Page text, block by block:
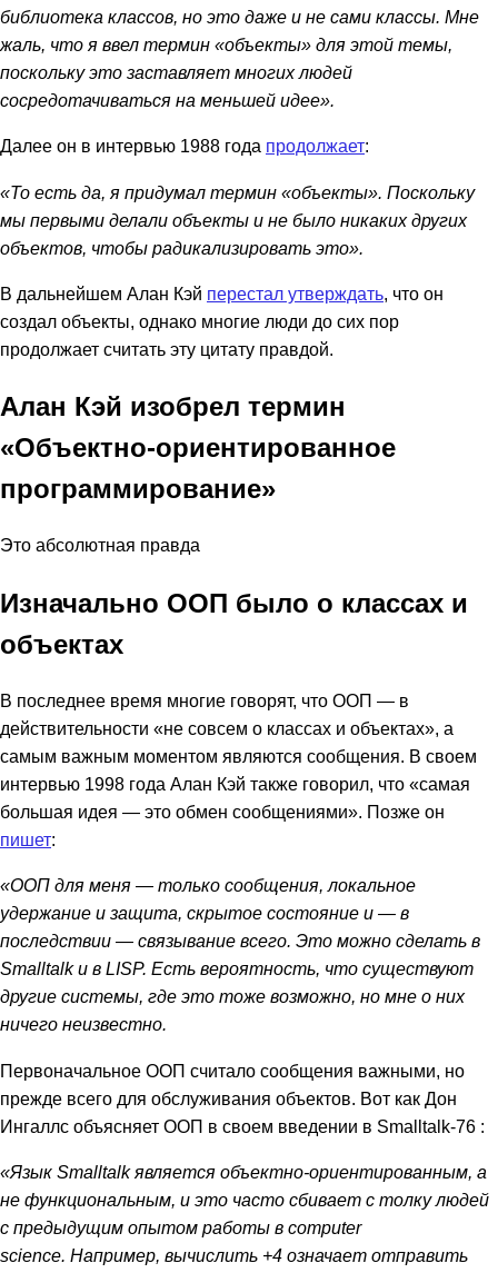
библиотека классов, но это даже и не сами классы. Мне
жаль, что я ввел термин «объекты» для этой темы,
поскольку это заставляет многих людей
сосредотачиваться на меньшей идее».
Далее он в интервью 1988 года продолжает:
«То есть да, я придумал термин «объекты». Поскольку
мы первыми делали объекты и не было никаких других
объектов, чтобы радикализировать это».
В дальнейшем Алан Кэй перестал утверждать, что он
создал объекты, однако многие люди до сих пор
продолжает считать эту цитату правдой.
Алан Кэй изобрел термин
«Объектно-ориентированное
программирование»
Это абсолютная правда
Изначально ООП было о классах и
объектах
В последнее время многие говорят, что ООП — в
действительности «не совсем о классах и объектах», а
самым важным моментом являются сообщения. В своем
интервью 1998 года Алан Кэй также говорил, что «самая
большая идея — это обмен сообщениями». Позже он
пишет:
«ООП для меня — только сообщения, локальное
удержание и защита, скрытое состояние и — в
последствии — связывание всего. Это можно сделать в
Smalltalk и в LISP. Есть вероятность, что существуют
другие системы, где это тоже возможно, но мне о них
ничего неизвестно.
Первоначальное ООП считало сообщения важными, но
прежде всего для обслуживания объектов. Вот как Дон
Ингаллс объясняет ООП в своем введении в Smalltalk-76 :
«Язык Smalltalk является объектно-ориентированным, а
не функциональным, и это часто сбивает с толку людей
с предыдущим опытом работы в computer
science. Например, вычислить +4 означает отправить